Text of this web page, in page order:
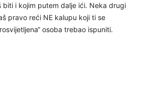
i kojim putem dalje ići. Neka drugi
pravo reći NE kalupu koji ti se
osoba trebao ispuniti.